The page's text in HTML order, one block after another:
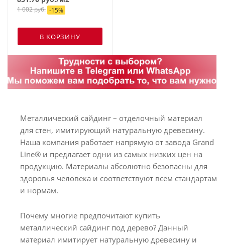
1 002руб. -15%
В КОРЗИНУ
Металлический сайдинг – отделочный материал
для стен, имитирующий натуральную древесину.
Наша компания работает напрямую от завода Grand
Line® и предлагает одни из самых низких цен на
продукцию. Материалы абсолютно безопасны для
здоровья человека и соответствуют всем стандартам
и нормам.
Почему многие предпочитают купить
металлический сайдинг под дерево? Данный
материал имитирует натуральную древесину и